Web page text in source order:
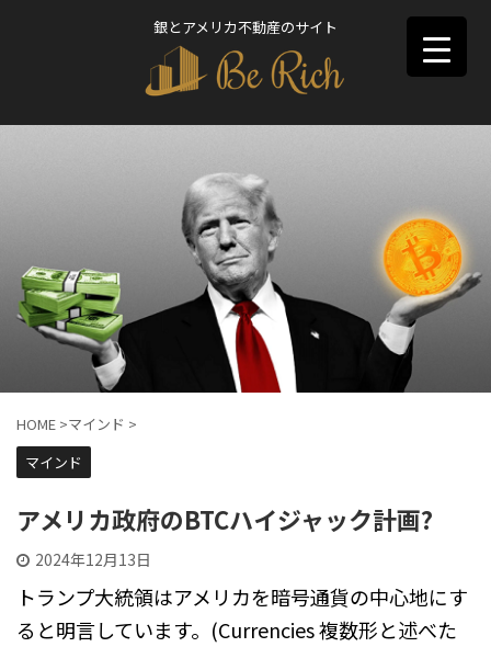
銀とアメリカ不動産のサイト
HOME >マインド >
マインド
アメリカ政府のBTCハイジャック計画?
2024年12月13日
トランプ大統領はアメリカを暗号通貨の中心地にす
ると明言しています。(Currencies 複数形と述べた